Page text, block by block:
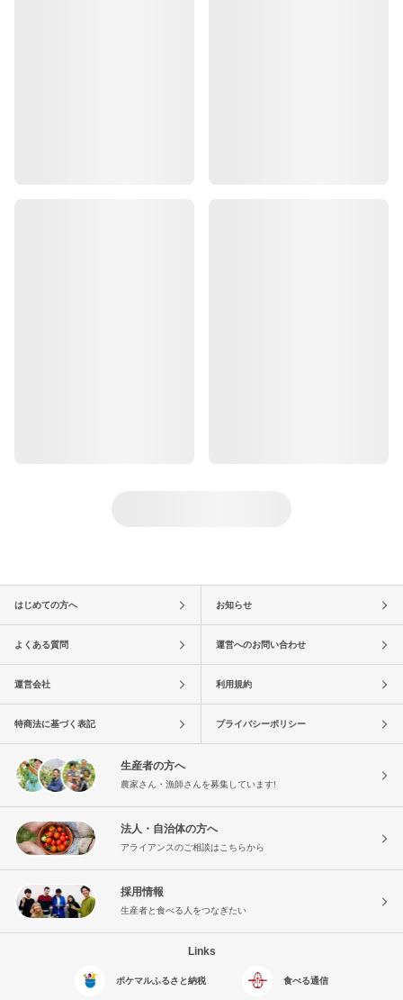
はじめての方へ お知らせ
よくある質問 運営へのお問い合わせ
運営会社 利用規約
特商法に基づく表記 プライバシーポリシー
生産者の方へ
農家さん・漁師さんを募集しています!
法人・自治体の方へ
アライアンスのご相談はこちらから
採用情報
生産者と食べる人をつなぎたい
Links
ポケマルふるさと納税 食べる通信